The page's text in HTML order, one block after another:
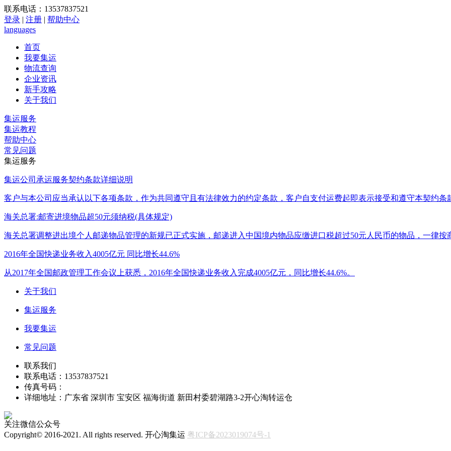
联系电话：13537837521
登录 | 注册 | 帮助中心
languages
首页
我要集运
物流查询
企业资讯
新手攻略
关于我们
集运服务
集运教程
帮助中心
常见问题
集运服务
集运公司承运服务契约条款详细说明
客户与本公司应当承认以下各项条款，作为共同遵守且有法律效力的约定条款，客户自支付运费起即表示接受和遵守本契约条
海关总署:邮寄进境物品超50元须纳税(具体规定)
海关总署调整进出境个人邮递物品管理的新规已正式实施，邮递进入中国境内物品应缴进口税超过50元人民币的物品，一律按
2016年全国快递业务收入4005亿元 同比增长44.6%
从2017年全国邮政管理工作会议上获悉，2016年全国快递业务收入完成4005亿元，同比增长44.6%。
关于我们
集运服务
我要集运
常见问题
联系我们
联系电话：13537837521
传真号码：
详细地址：广东省 深圳市 宝安区 福海街道 新田村委碧湖路3-2开心淘转运仓
关注微信公众号
Copyright© 2016-2021. All rights reserved. 开心淘集运 粤ICP备2023019074号-1